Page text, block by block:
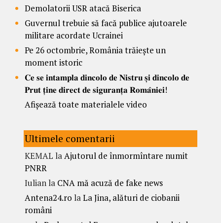
Demolatorii USR atacă Biserica
Guvernul trebuie să facă publice ajutoarele
militare acordate Ucrainei
Pe 26 octombrie, România trăiește un
moment istoric
𝐂𝐞 𝐬𝐞 𝐢𝐧𝐭𝐚𝐦𝐩𝐥𝐚 𝐝𝐢𝐧𝐜𝐨𝐥𝐨 𝐝𝐞 𝐍𝐢𝐬𝐭𝐫𝐮 𝐬̦𝐢 𝐝𝐢𝐧𝐜𝐨𝐥𝐨 𝐝𝐞
𝐏𝐫𝐮𝐭 𝐭̦𝐢𝐧𝐞 𝐝𝐢𝐫𝐞𝐜𝐭 𝐝𝐞 𝐬𝐢𝐠𝐮𝐫𝐚𝐧𝐭̦𝐚 𝐑𝐨𝐦𝐚̂𝐧𝐢𝐞𝐢!
Afișează toate materialele video
Ultimele comentarii
KEMAL laAjutorul de înmormîntare numit
PNRR
Iulianla CNA mă acuză de fake news
Antena24.ro laLa Jina, alături de ciobanii
români